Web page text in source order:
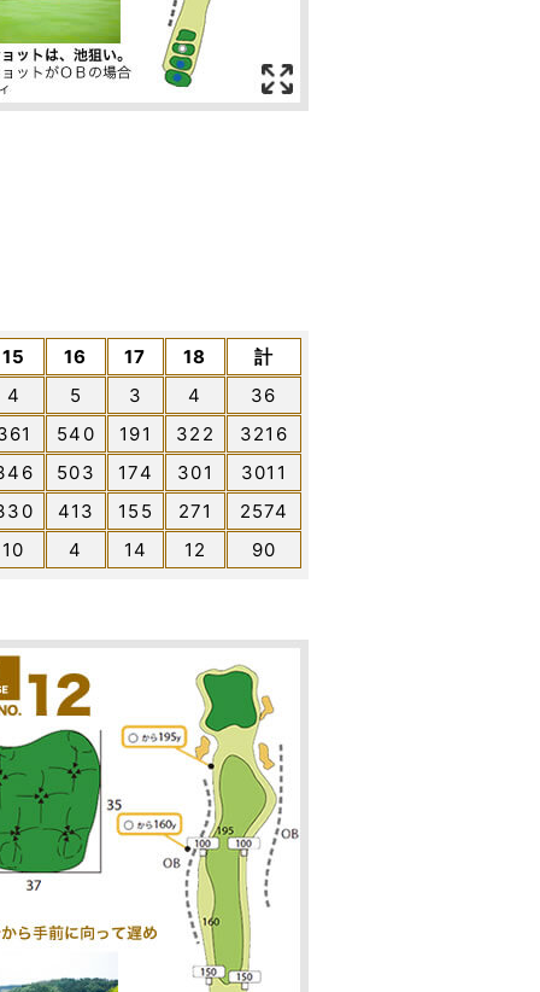
15 16 17 18
計
4 5 3 4
36
540 191 322
3216
503 174 301
3011
413 155 271
2574
10 4 14 12 90